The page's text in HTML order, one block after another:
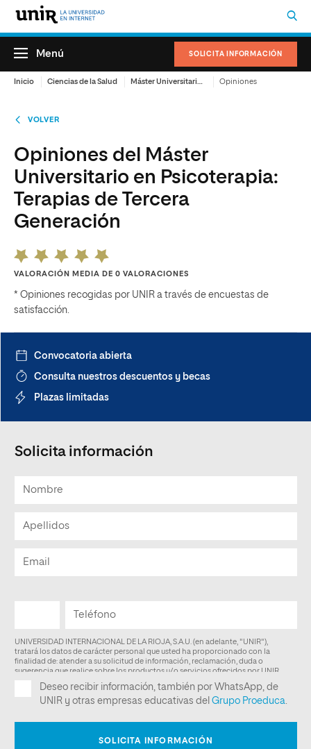
SOLICITA INFORMACIÓN
Menú
Inicio Ciencias de la Salud Opiniones
VOLVER
Opiniones del Máster
Universitario en Psicoterapia:
Terapias de Tercera
Generación
VALORACIÓN MEDIA DE 0 VALORACIONES
* Opiniones recogidas por UNIR a través de encuestas de
satisfacción.
Convocatoria abierta
Consulta nuestros descuentos y becas
Plazas limitadas
Solicita información